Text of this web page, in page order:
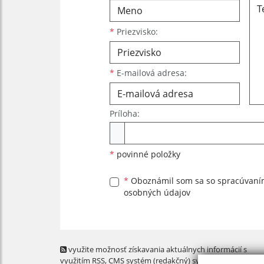
* Priezvisko:
* E-mailová adresa:
Príloha:
* povinné položky
* Oboznámil som sa so
osobných údajov
využite možnosť získavania aktuálnych informácií s
využitím RSS, CMS systém (redakčný) systém ECHELON 2,